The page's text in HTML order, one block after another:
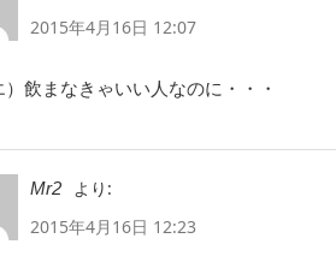
2015年4月16日 12:07
）飲まなきゃいい人なのに・・・
Mr2
より:
2015年4月16日 12:23